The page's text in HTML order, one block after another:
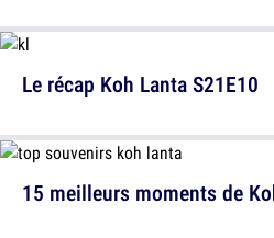
15 meilleurs moments de
Le récap Koh Lanta S21E10